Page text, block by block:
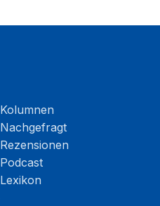
Kolumnen
Nachgefragt
Rezensionen
Podcast
Lexikon